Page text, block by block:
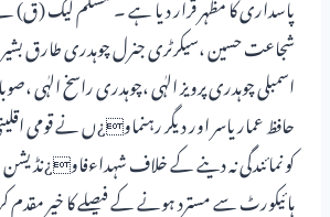
شجاعت حسین ،سیکرٹری جنرل چوہدری طارق بشیر
اسمبلی چوہدری پرویز الہٰی ،چوہدری راسخ الہٰی
حافظ عمار یاسر اور دیگر رہنماو¿ں نے قومی
کو نمائندگی نہ دینے کے خلاف شہداءفاو¿نڈیشن
ہائیکورٹ سے مسترد ہونے کے فیصلے کا خیر